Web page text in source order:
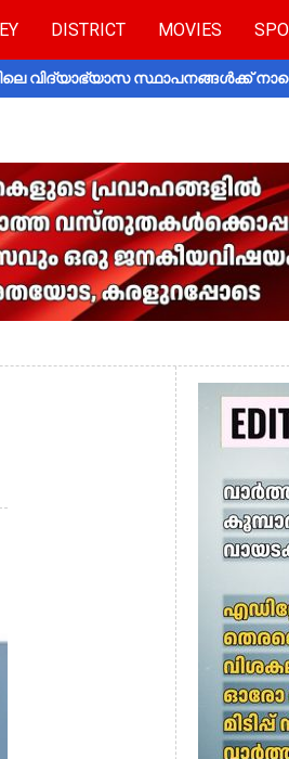
DISTRICT MOVIES
വിദ്യാഭ്യാസ സ്ഥാപനങ്ങൾക്ക്